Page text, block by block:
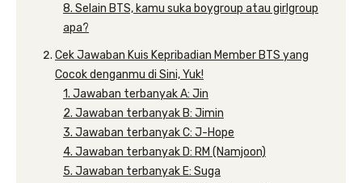
8. Selain BTS, kamu suka boygroup atau girlgroup
apa?
Cek Jawaban Kuis Kepribadian Member BTS yang
Cocok denganmu di Sini, Yuk!
1. Jawaban terbanyak A: Jin
2. Jawaban terbanyak B: Jimin
3. Jawaban terbanyak C: J-Hope
4. Jawaban terbanyak D: RM (Namjoon)
5. Jawaban terbanyak E: Suga